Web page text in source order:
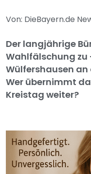
Von: DieBayern.de
Der langjährige
Wahlfälschung zu
Wülfershausen
Wer übernimmt
Kreistag weiter?